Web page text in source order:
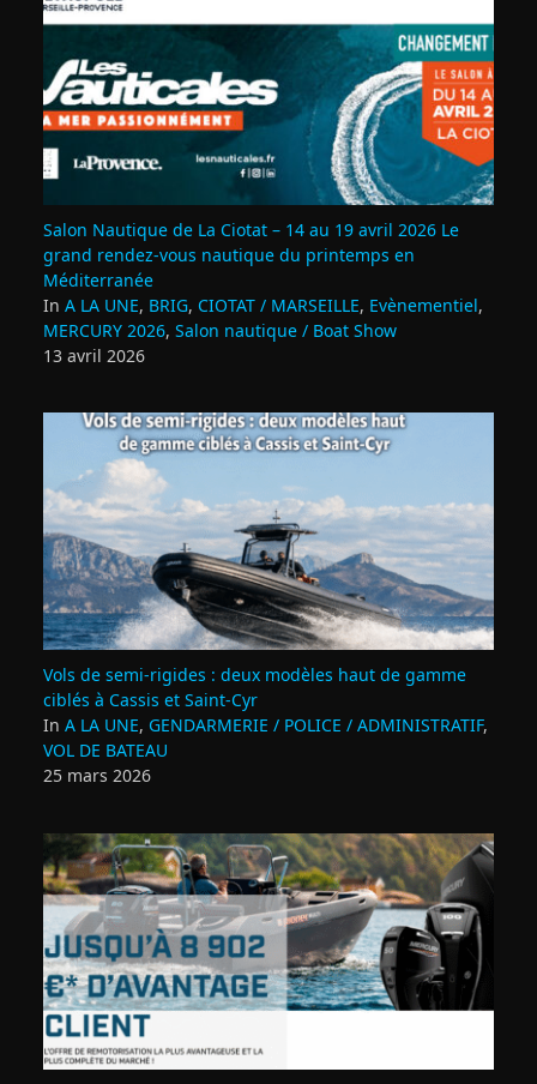
Salon Nautique de La Ciotat – 14 au 19 avril 2026 Le
grand rendez‑vous nautique du printemps en
Méditerranée
In A LA UNE, BRIG, CIOTAT / MARSEILLE, Evènementiel,
MERCURY 2026, Salon nautique / Boat Show
13 avril 2026
Vols de semi‑rigides : deux modèles haut de gamme
ciblés à Cassis et Saint‑Cyr
In A LA UNE, GENDARMERIE / POLICE / ADMINISTRATIF,
VOL DE BATEAU
25 mars 2026